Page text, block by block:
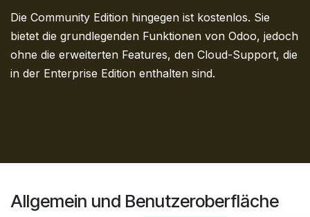
Die Community Edition hingegen ist kostenlos. Sie
bietet die grundlegenden Funktionen von Odoo, jedoch
ohne die erweiterten Features, den Cloud-Support, die
in der Enterprise Edition enthalten sind.
Allgemein und Benutzerobe​rfläche